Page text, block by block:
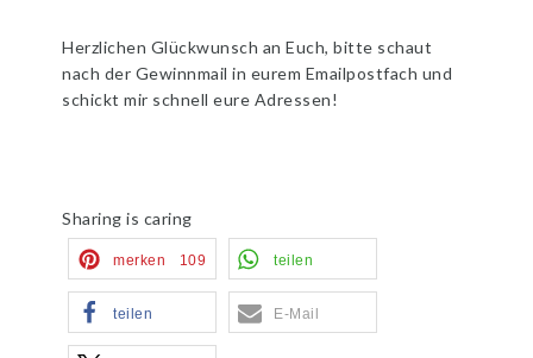
Herzlichen Glückwunsch an Euch, bitte schaut
nach der Gewinnmail in eurem Emailpostfach und
schickt mir schnell eure Adressen!
Sharing is caring
merken 109 teilen
teilen E-Mail